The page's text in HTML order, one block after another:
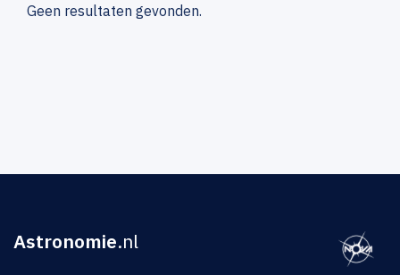
Geen resultaten gevonden.
Astronomie.nl